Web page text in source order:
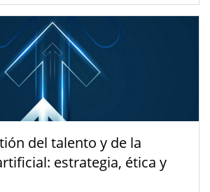
del talento y de la
estrategia, ética y